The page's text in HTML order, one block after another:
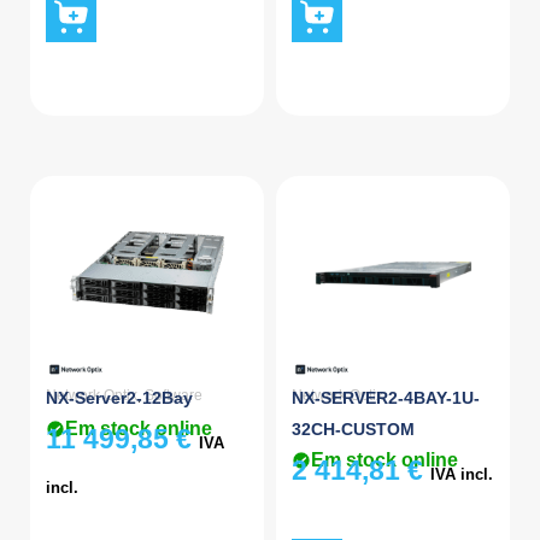
Network Optix,Software
NX-Server2-12Bay
Em stock online
11 499,85€ IVA
incl.
Network Optix
NX-SERVER2-4BAY-1U-
32CH-CUSTOM
Em stock online
2 414,81€ IVA incl.